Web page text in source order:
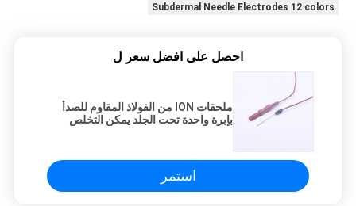
Subdermal Needle Electrodes 12 colors
احصل على افضل سعر ل
ملحقات ION من الفولاذ المقاوم للصدأ
بإبرة واحدة تحت الجلد يمكن التخلص
استمر